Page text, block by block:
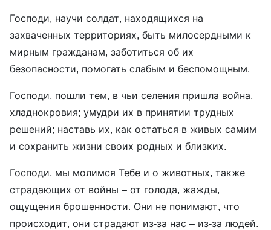
Господи, научи солдат, находящихся на
захваченных территориях, быть милосердными к
мирным гражданам, заботиться об их
безопасности, помогать слабым и беспомощным.
Господи, пошли тем, в чьи селения пришла война,
хладнокровия; умудри их в принятии трудных
решений; наставь их, как остаться в живых самим
и сохранить жизни своих родных и близких.
Господи, мы молимся Тебе и о животных, также
страдающих от войны – от голода, жажды,
ощущения брошенности. Они не понимают, что
происходит, они страдают из-за нас – из-за людей.